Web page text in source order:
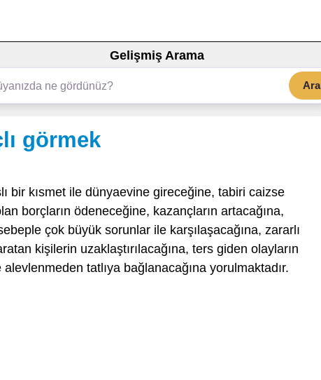
Gelişmiş Arama
Ara
görmek
bir kısmet ile dünyaevine gireceğine, tabiri caizse
borçların ödeneceğine, kazançların artacağına,
çok büyük sorunlar ile karşılaşacağına, zararlı
kişilerin uzaklaştırılacağına, ters giden olayların
tatlıya bağlanacağına yorulmaktadır.